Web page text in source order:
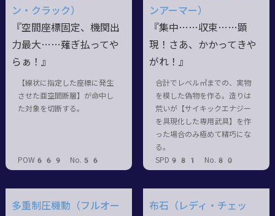
ン・クラック）
『空間座標固定、機関出
力最大……薙ぎ払ってや
らぁ！』
【線状に指定した座標に発生
させた亜空間断層】が命中し
た対象を切断する。
POW669 No.56
ンアーマー）
『集中……収束……顕
現！さあ、かかってきや
がれ！』
合計でレベル㎥までの、実物
を模した偽物を作る。造りは
荒いが【サイキックエナジー
を具現化した専用武具】を作
った場合のみ極めて精巧にな
る。
SPD981 No.80
多重制圧機動（フルオー
布石（レディ・チェッ